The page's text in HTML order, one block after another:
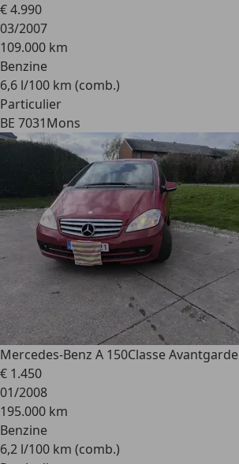
€ 4.990
03/2007
109.000 km
Benzine
6,6 l/100 km (comb.)
Particulier
BE 7031Mons
Mercedes-Benz A 150Classe Avantgarde
€ 1.450
01/2008
195.000 km
Benzine
6,2 l/100 km (comb.)